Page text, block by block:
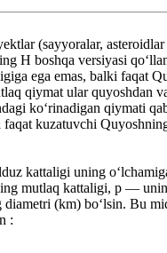
(sayyoralar,
H boshqa versiyasi
ega emas, balki faqat
qiymat ular quyoshdan
koʻrinadigan qiymati
kuzatuvchi
kattaligi uning
mutlaq kattaligi, p —
(km) boʻlsin. Bu
: